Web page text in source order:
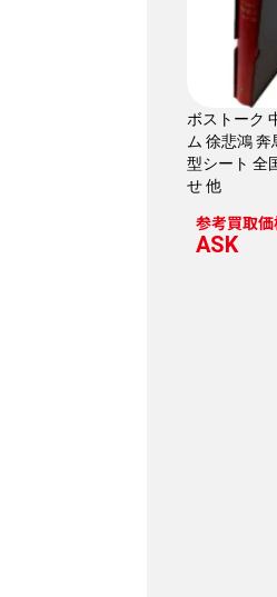
ボストーク
ム 徐悲鴻
型シート 全
せ 他
参考買取
ASK